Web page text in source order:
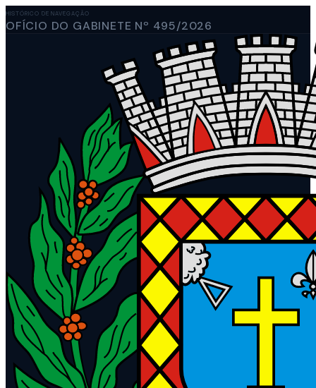
HISTÓRICO DE NAVEGAÇÃO
OFÍCIO DO GABINETE Nº 495/2026